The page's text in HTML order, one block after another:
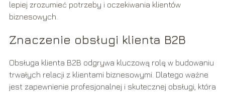
lepiej zrozumieć potrzeby i oczekiwania klientów
biznesowych.
Znaczenie obsługi klienta B2B
Obsługa klienta B2B odgrywa kluczową rolę w budowaniu
trwałych relacji z klientami biznesowymi. Dlatego ważne
jest zapewnienie profesjonalnej i skutecznej obsługi, która